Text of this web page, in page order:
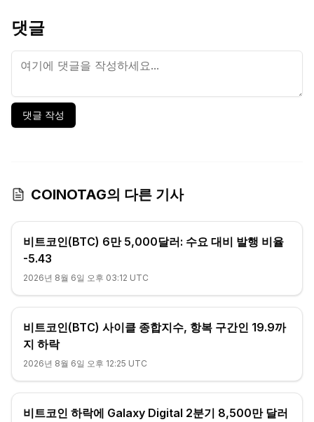
댓글
댓글 작성
COINOTAG의 다른 기사
비트코인(BTC) 6만 5,000달러: 수요 대비 발행 비율
-5.43
2026년 8월 6일 오후 03:12 UTC
비트코인(BTC) 사이클 종합지수, 항복 구간인 19.9까
지 하락
2026년 8월 6일 오후 12:25 UTC
비트코인 하락에 Galaxy Digital 2분기 8,500만 달러